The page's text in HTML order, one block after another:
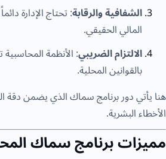
الشفافيةوالرقابة: تحتاج الإدارة
المالي الحقيقي.
الالتزامالضريبي: الأنظمة
بالقوانين المحلية.
هنا يأتي دور برنامج سماك الذي يضمن
الأخطاء البشرية.
مميزات برنامج سماك